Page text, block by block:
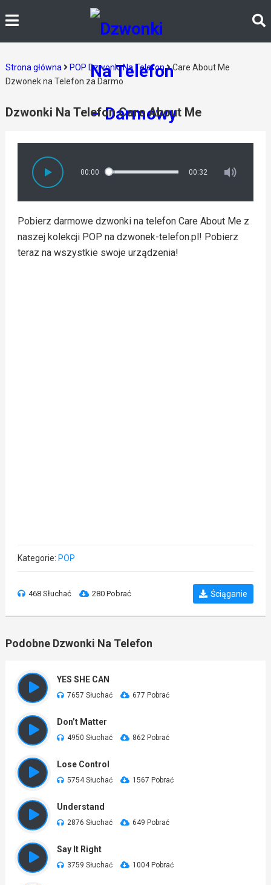
Strona główna POP Dzwonki Na Telefon
Care About Me
Dzwonek na Telefon za Darmo
Dzwonki Na Telefon Care About Me
00:00 00:32
Pobierz darmowe dzwonki na telefon Care About Me z
naszej kolekcji POP na dzwonek-telefon.pl! Pobierz
teraz na wszystkie swoje urządzenia!
Kategorie: POP
468 Słuchać 280 Pobrać Ściąganie
Podobne Dzwonki Na Telefon
YES SHE CAN
7657 Słuchać 677 Pobrać
Don’t Matter
4950 Słuchać 862 Pobrać
Lose Control
5754 Słuchać 1567 Pobrać
Understand
2876 Słuchać 649 Pobrać
Say It Right
3759 Słuchać 1004 Pobrać